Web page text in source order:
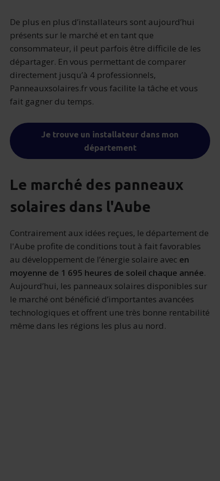
De plus en plus d’installateurs sont aujourd’hui
présents sur le marché et en tant que
consommateur, il peut parfois être difficile de les
départager. En vous permettant de comparer
directement jusqu’à 4 professionnels,
Panneauxsolaires.fr vous facilite la tâche et vous
fait gagner du temps.
Je trouve un installateur dans mon
département
Le marché des panneaux
solaires dans l'Aube
Contrairement aux idées reçues, le département de
l'Aube profite de conditions tout à fait favorables
au développement de l’énergie solaire avec en
moyenne de 1 695 heures de soleil chaque année.
Aujourd’hui, les panneaux solaires disponibles sur
le marché ont bénéficié d’importantes avancées
technologiques et offrent une très bonne rentabilité
même dans les régions les plus au nord.